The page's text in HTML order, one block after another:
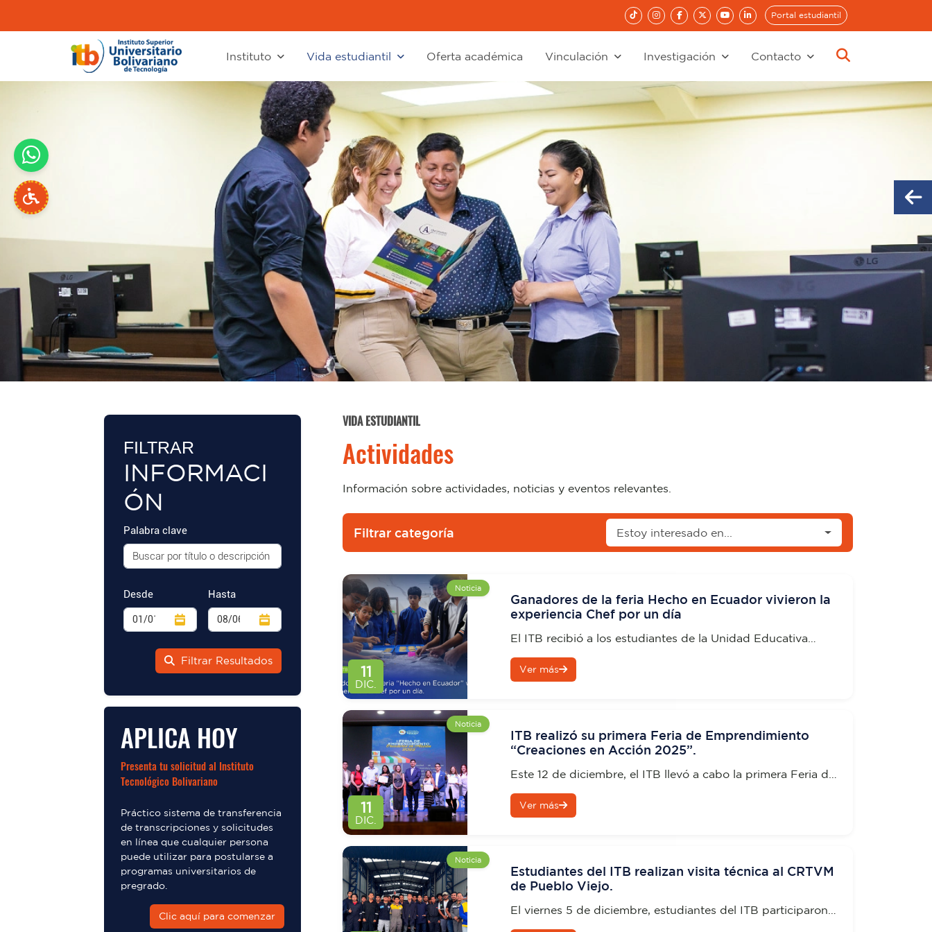
Portal estudiantil
Instituto Vida estudiantil Oferta académica Vinculación Investigación Contacto
FILTRAR
INFORMACI
ÓN
Palabra clave
Desde Hasta
Filtrar Resultados
APLICA HOY
Presenta tu solicitud al Instituto
Tecnológico Bolivariano
Práctico sistema de transferencia
de transcripciones y solicitudes
en línea que cualquier persona
puede utilizar para postularse a
programas universitarios de
pregrado.
Clic aquí para comenzar
VIDA ESTUDIANTIL
Actividades
Información sobre actividades, noticias y eventos relevantes.
Filtrar categoría Estoy interesado en...
11
DIC.
Noticia
Ganadores de la feria Hecho en Ecuador vivieron la
experiencia Chef por un día
El ITB recibió a los estudiantes de la Unidad Educativa
emprendimiento “Hecho en Ecuador”, quienes disfrutaron
Ver más
11
DIC.
Noticia
ITB realizó su primera Feria de Emprendimiento
“Creaciones en Acción 2025”.
Este 12 de diciembre, el ITB llevó a cabo la primera Feria de
dedicado a impulsar el talento innovador de la comunidad
Ver más
Noticia
Estudiantes del ITB realizan visita técnica al CRTVM
de Pueblo Viejo.
El viernes 5 de diciembre, estudiantes del ITB participaron